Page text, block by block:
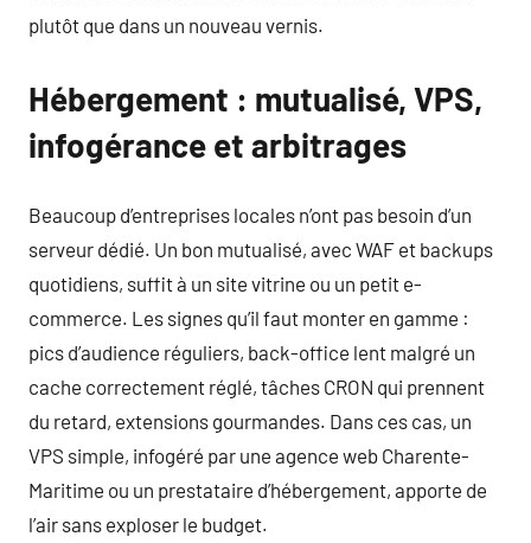
plutôt que dans un nouveau vernis.
Hébergement : mutualisé, VPS,
infogérance et arbitrages
Beaucoup d’entreprises locales n’ont pas besoin d’un
serveur dédié. Un bon mutualisé, avec WAF et backups
quotidiens, suffit à un site vitrine ou un petit e-
commerce. Les signes qu’il faut monter en gamme :
pics d’audience réguliers, back-office lent malgré un
cache correctement réglé, tâches CRON qui prennent
du retard, extensions gourmandes. Dans ces cas, un
VPS simple, infogéré par une agence web Charente-
Maritime ou un prestataire d’hébergement, apporte de
l’air sans exploser le budget.